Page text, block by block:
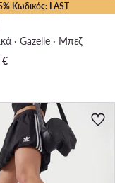
Κωδικός: LAST
· Gazelle · Μπεζ
€